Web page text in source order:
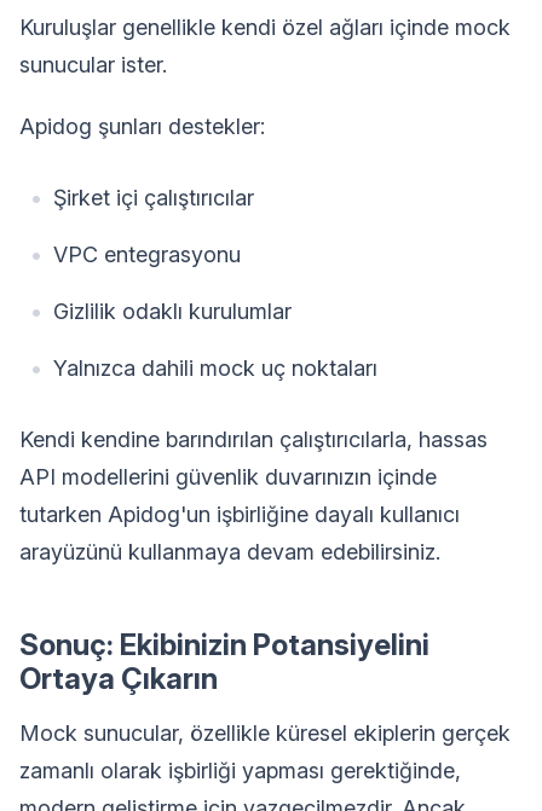
Kuruluşlar genellikle kendi özel ağları içinde mock
sunucular ister.
Apidog şunları destekler:
Şirket içi çalıştırıcılar
VPC entegrasyonu
Gizlilik odaklı kurulumlar
Yalnızca dahili mock uç noktaları
Kendi kendine barındırılan çalıştırıcılarla, hassas
API modellerini güvenlik duvarınızın içinde
tutarken Apidog'un işbirliğine dayalı kullanıcı
arayüzünü kullanmaya devam edebilirsiniz.
Sonuç: Ekibinizin Potansiyelini
Ortaya Çıkarın
Mock sunucular, özellikle küresel ekiplerin gerçek
zamanlı olarak işbirliği yapması gerektiğinde,